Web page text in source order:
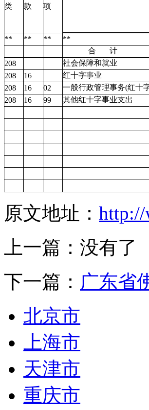
类 款 项
** ** ** **
合
计
208
社会保障和就业
208
16 红十字事业
208
16 02 一般行政管理事务(红十
208
16 99 其他红十字事业支出
原文地址： http://
上一篇：没有了
下一篇： 广东省
北京市
上海市
天津市
重庆市